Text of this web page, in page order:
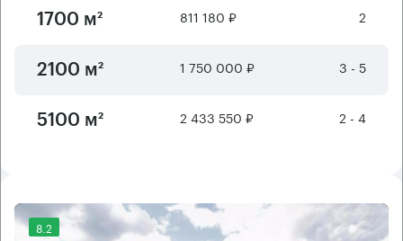
1700 м² 811 180 ₽ 2
2100 м² 1 750 000 ₽ 3 - 5
5100 м² 2 433 550 ₽ 2 - 4
8.2